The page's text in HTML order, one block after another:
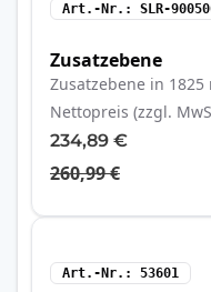
Art.-Nr. SLR-
Zusatzebene
Zusatzebene in
Nettopreis (zzgl.
234,89 €
260,99 €
Art.-Nr. 53601